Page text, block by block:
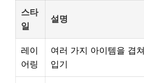
스타
일
설명
레이
어링
여러 가지 아이템을 겹쳐
입기